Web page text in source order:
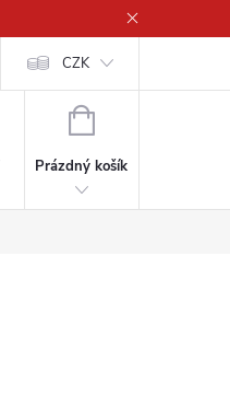
CZK
NÁKUPNÍ
Prázdný košík